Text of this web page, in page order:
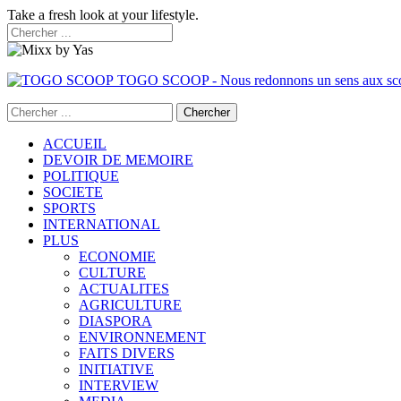
Take a fresh look at your lifestyle.
TOGO SCOOP - Nous redonnons un sens aux
ACCUEIL
DEVOIR DE MEMOIRE
POLITIQUE
SOCIETE
SPORTS
INTERNATIONAL
PLUS
ECONOMIE
CULTURE
ACTUALITES
AGRICULTURE
DIASPORA
ENVIRONNEMENT
FAITS DIVERS
INITIATIVE
INTERVIEW